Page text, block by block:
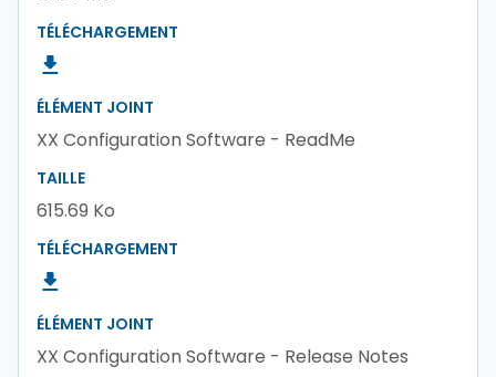
TÉLÉCHARGEMENT
ÉLÉMENT JOINT
XX Configuration Software - ReadMe
TAILLE
615.69 Ko
TÉLÉCHARGEMENT
ÉLÉMENT JOINT
XX Configuration Software - Release Notes